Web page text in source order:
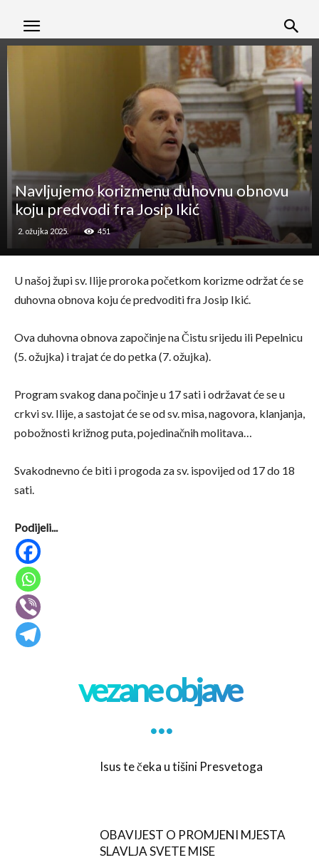
Navljujemo korizmenu duhovnu obnovu
koju predvodi fra Josip Ikić
2. ožujka 2025. 451
U našoj župi sv. Ilije proroka početkom korizme održat će se
duhovna obnova koju će predvoditi fra Josip Ikić.
Ova duhovna obnova započinje na Čistu srijedu ili Pepelnicu
(5. ožujka) i trajat će do petka (7. ožujka).
Program svakog dana počinje u 17 sati i održavat će se u
crkvi sv. Ilije, a sastojat će se od sv. misa, nagovora, klanjanja,
pobožnosti križnog puta, pojedinačnih molitava…
Svakodnevno će biti i progoda za sv. ispovijed od 17 do 18
sati.
Podijeli...
vezane objave
. . .
Isus te čeka u tišini Presvetoga
OBAVIJEST O PROMJENI MJESTA
SLAVLJA SVETE MISE